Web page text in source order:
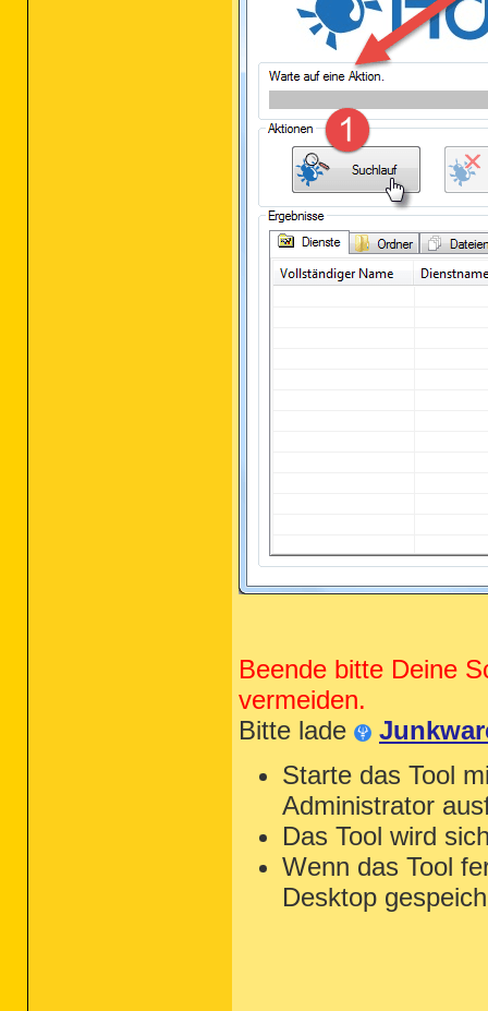
Beende bitte Deine
vermeiden.
Bitte lade
Starte das Tool
Administrator
Das Tool wird
Wenn das Tool
Desktop